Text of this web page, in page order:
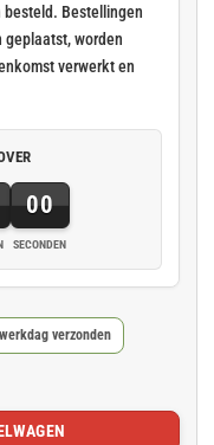
besteld. Bestellingen
geplaatst, worden
verwerkt en
00
SECONDEN
verzonden